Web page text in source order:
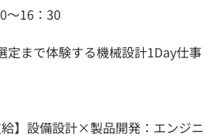
～16：30
まで体験する機械設計1Day仕事
】設備設計×製品開発：エンジニ